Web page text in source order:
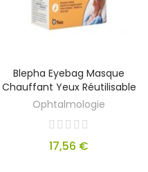
Blepha Eyebag Masque
Chauffant Yeux Réutilisable
Ophtalmologie
17,56 €